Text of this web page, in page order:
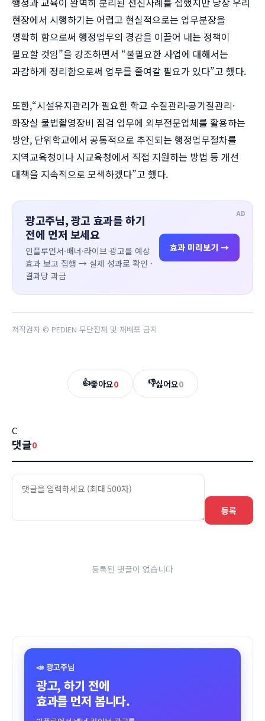
현장에서 시행하기는 어렵고 현실적으로는 업무분장을
명확히 함으로써 행정업무의 경감을 이끌어 내는 정책이
필요할 것임”을 강조하면서 “불필요한 사업에 대해서는
과감하게 정리함으로써 업무를 줄여갈 필요가 있다”고 했다.
또한,“시설유지관리가 필요한 학교 수질관리·공기질관리·
화장실 불법촬영장비 점검 업무에 외부전문업체를 활용하는
방안, 단위학교에서 공통적으로 추진되는 행정업무절차를
지역교육청이나 시교육청에서 직접 지원하는 방법 등 개선
대책을 지속적으로 모색하겠다”고 했다.
AD
광고주님, 광고 효과를 하기
전에 먼저 보세요
인플루언서·배너·라이브 광고를 예상
효과 보고 집행 → 실제 성과로 확인 ·
결과당 과금
효과 미리보기 →
저작권자 © PEDIEN 무단전재 및 재배포 금지
👍좋아요0 👎싫어요0
C
댓글0
등록
등록된 댓글이 없습니다
📣 광고주님
광고, 하기 전에
효과를 먼저 봅니다.